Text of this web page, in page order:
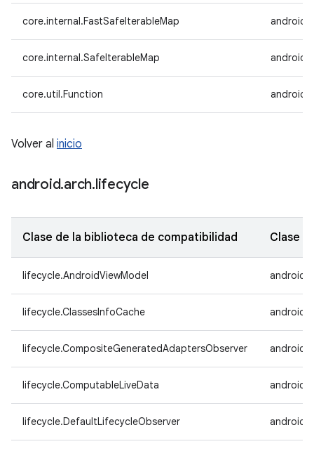
core.internal.FastSafeIterableMap
core.internal.SafeIterableMap
core.util.Function
Volver al inicio
android.arch.lifecycle
Clase de la biblioteca de compatibilidad Clase
lifecycle.AndroidViewModel
lifecycle.ClassesInfoCache
lifecycle.CompositeGeneratedAdaptersObserver
lifecycle.ComputableLiveData
lifecycle.DefaultLifecycleObserver